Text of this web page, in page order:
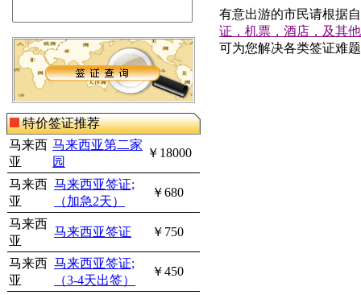
特价签证推荐
马来西
亚
马来西亚第二家
园
￥18000
马来西
亚
马来西亚签证;
（加急2天）
￥680
马来西
亚
马来西亚签证 ￥750
马来西
亚
马来西亚签证;
（3-4天出签）
￥450
有意出游的市民请根据
证，机票，酒店，及其
可为您解决各类签证难